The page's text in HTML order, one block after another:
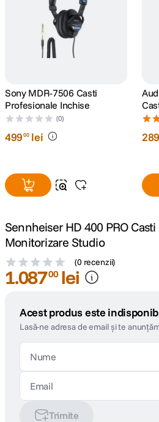
card memorie
dji mic mini
10 . insta 360
Sony MDR-7506 Casti
Profesionale Inchise
(0)
49900 lei 289
Sennheiser HD 400 PRO Casti
Monitorizare Studio
(0 recenzii)
1.08700 lei
Acest produs este
Lasă-ne adresa de email și te
Trimite